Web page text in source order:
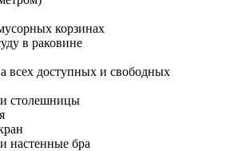
корзинах
в раковине
всех доступных и свободных
столешницы
настенные бра